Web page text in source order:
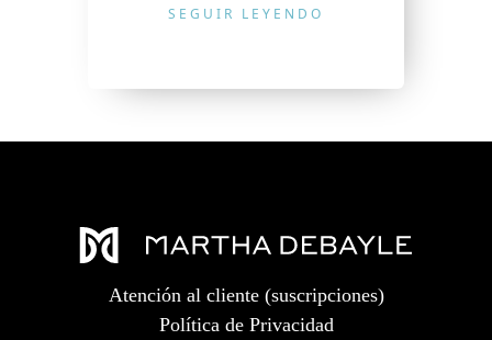
SEGUIR LEYENDO
Atención al cliente (suscripciones)
Política de Privacidad